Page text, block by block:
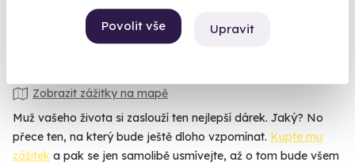
Povolit vše Upravit
1 650 Kč
Zobrazit zážitky na mapě
Muž vašeho života si zaslouží ten nejlepší dárek. Jaký? No
přece ten, na který bude ještě dloho vzpomínat. Kupte mu
zážitek a pak se jen samolibě usmívejte, až o tom bude všem